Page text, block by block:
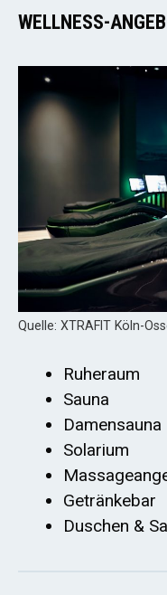
WELLNESS-
Quelle: XTRAFIT Köln-
Ruheraum
Sauna
Damensauna
Solarium
Getränkebar
Duschen &